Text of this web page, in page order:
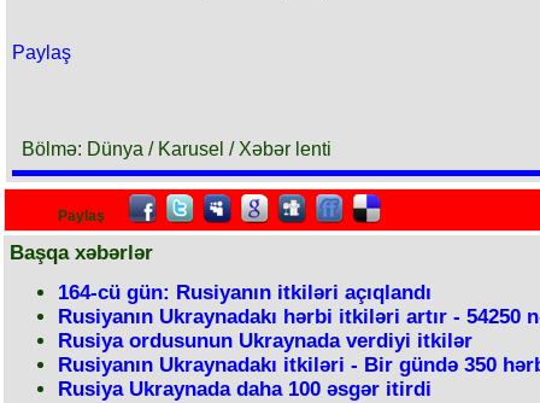
Paylaş
Bölmə: Dünya / Karusel / Xəbər lenti
Paylaş
Başqa xəbərlər
164-cü gün: Rusiyanın itkiləri açıqlandı
Rusiyanın Ukraynadakı hərbi itkiləri artır - 54250
Rusiya ordusunun Ukraynada verdiyi itkilər
Rusiyanın Ukraynadakı itkiləri - Bir gündə 350
Rusiya Ukraynada daha 100 əsgər itirdi